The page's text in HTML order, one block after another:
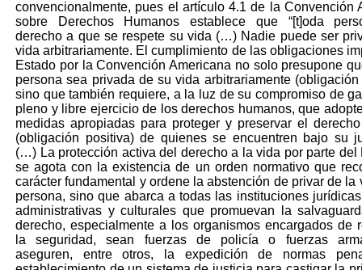
convencionalmente, pues el artículo 4.1 de la Convención
sobre Derechos Humanos establece que “[t]oda
derecho a que se respete su vida (…) Nadie puede ser
vida arbitrariamente. El cumplimiento de las obligaciones
Estado por la Convención Americana no solo presupone
persona sea privada de su vida arbitrariamente (obligación
sino que también requiere, a la luz de su compromiso de
pleno y libre ejercicio de los derechos humanos, que
medidas apropiadas para proteger y preservar el
(obligación positiva) de quienes se encuentren bajo su
(…) La protección activa del derecho a la vida por parte del
se agota con la existencia de un orden normativo que
carácter fundamental y ordene la abstención de privar de la
persona, sino que abarca a todas las instituciones
administrativas y culturales que promuevan la
derecho, especialmente a los organismos encargados de
la seguridad, sean fuerzas de policía o fuerzas
aseguren, entre otros, la expedición de normas